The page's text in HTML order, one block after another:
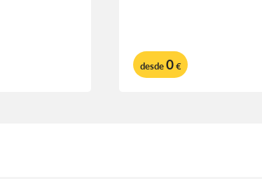
desde0€